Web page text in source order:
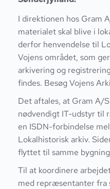
I direktionen hos Gram
materialet skal blive i
derfor henvendelse til
Vojens området, som
arkivering og
findes. Besøg Vojens
Det aftales, at Gram A/
nødvendigt IT-udstyr til
en ISDN-forbindelse
Lokalhistorisk arkiv.
flyttet til samme
Til at koordinere
med repræsentanter fra